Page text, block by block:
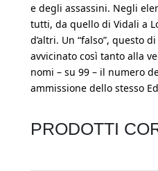
e degli assassini. Negli
tutti, da quello di Vidali a
d’altri. Un “falso”, questo
avvicinato così tanto alla
nomi – su 99 – il numero
ammissione dello stesso
PRODOTTI